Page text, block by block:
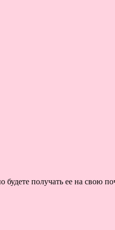
получать ее на свою